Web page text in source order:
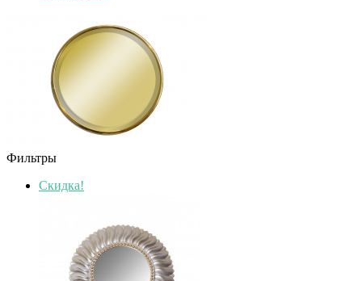
Фильтры
Скидка!